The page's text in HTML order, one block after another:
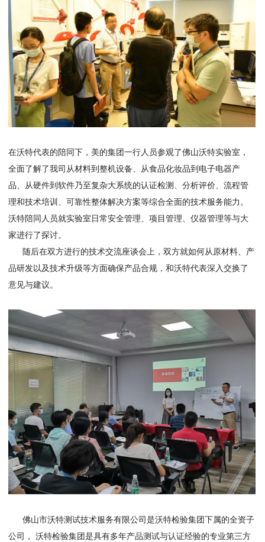
在沃特代表的陪同下，美的集团一行人员参观了佛山沃特实验室，
全面了解了我司从材料到整机设备、从食品化妆品到电子电器产
品、从硬件到软件乃至复杂大系统的认证检测、分析评价、流程管
理和技术培训、可靠性整体解决方案等综合全面的技术服务能力。
沃特陪同人员就实验室日常安全管理、项目管理、仪器管理等与大
家进行了探讨。
随后在双方进行的技术交流座谈会上，双方就如何从原材料、产
品研发以及技术升级等方面确保产品合规，和沃特代表深入交换了
意见与建议。
佛山市沃特测试技术服务有限公司是沃特检验集团下属的全资子
公司， 沃特检验集团是具有多年产品测试与认证经验的专业第三方